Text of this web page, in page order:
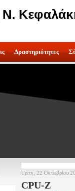
Δραστηριότητες
Τρίτη, 22 Οκτωβρίου
CPU-Z